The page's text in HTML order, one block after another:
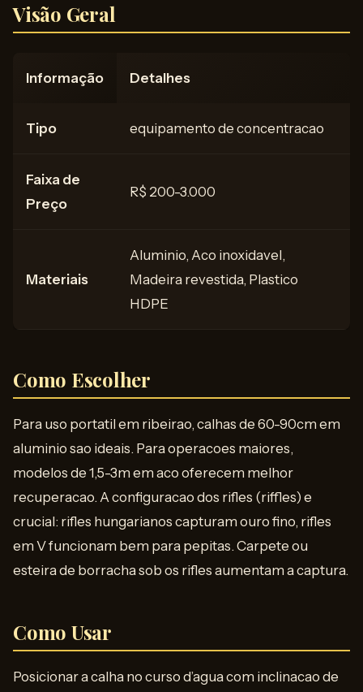
Visão Geral
Informação Detalhes
Tipo equipamento de concentracao
Faixa de
Preço
R$ 200-3.000
Materiais
Aluminio, Aco inoxidavel,
Madeira revestida, Plastico
HDPE
Como Escolher
Para uso portatil em ribeirao, calhas de 60-90cm em
aluminio sao ideais. Para operacoes maiores,
modelos de 1,5-3m em aco oferecem melhor
recuperacao. A configuracao dos rifles (riffles) e
crucial: rifles hungarianos capturam ouro fino, rifles
em V funcionam bem para pepitas. Carpete ou
esteira de borracha sob os rifles aumentam a captura.
Como Usar
Posicionar a calha no curso d’agua com inclinacao de